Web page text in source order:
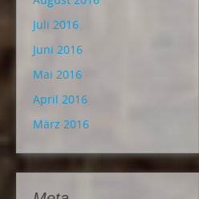
Juli 2016
Juni 2016
Mai 2016
April 2016
März 2016